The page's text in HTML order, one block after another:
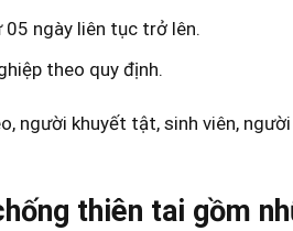
ngày liên tục trở lên.
theo quy định.
người khuyết tật, sinh viên,
thiên tai gồm